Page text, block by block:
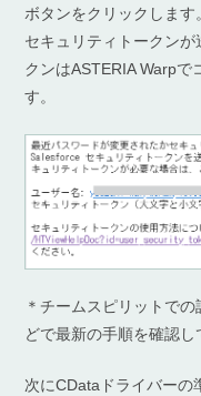
ボタンをクリックしま
セキュリティトークン
クンはASTERIA Warpで
す。
＊チームスピリットで
どで最新の手順を確認し
次にCDataドライバーの